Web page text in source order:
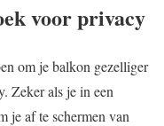
voor privacy
om je balkon gezelliger
Zeker als je in een
je af te schermen van